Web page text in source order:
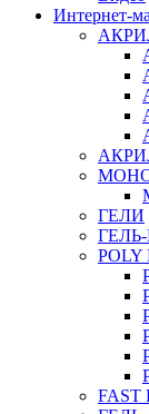
Интернет-
ГЕЛИ
POLY
FAST